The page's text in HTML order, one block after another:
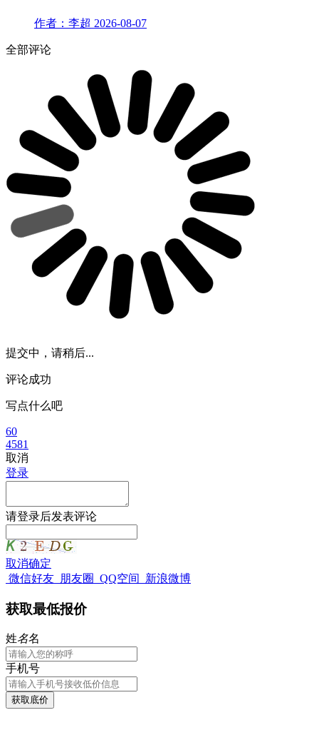
作者：李超 2026-08-07
全部评论
提交中，请稍后...
评论成功
写点什么吧
60
4581
取消
登录
请登录后发表评论
取消确定
微信好友 朋友圈 QQ空间 新浪微博
获取最低报价
姓名名
手机号
获取底价